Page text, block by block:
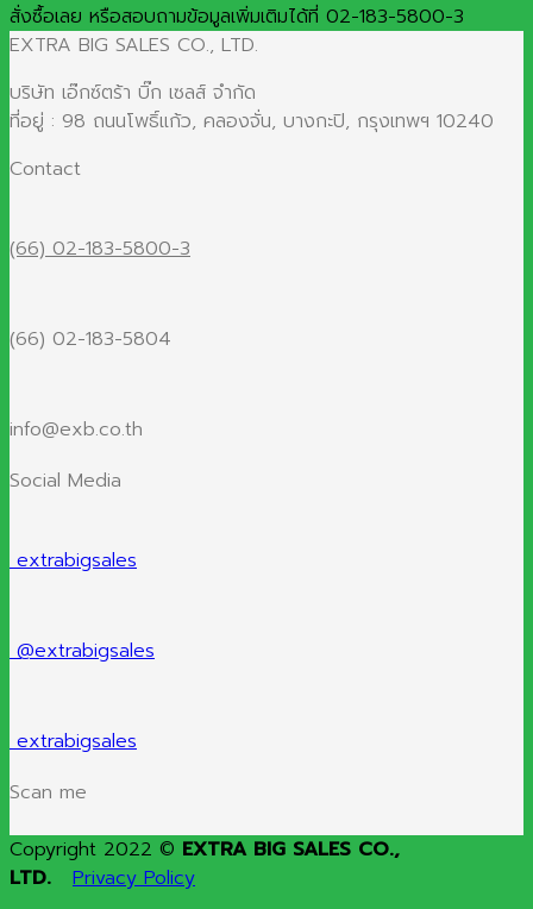
สั่งซื้อเลย หรือสอบถามข้อมูลเพิ่มเติมได้ที่ 02-183-5800-3
EXTRA BIG SALES CO., LTD.
บริษัท เอ๊กซ์ตร้า บิ๊ก เซลส์ จำกัด
ที่อยู่ : 98 ถนนโพธิ์แก้ว, คลองจั่น, บางกะปิ, กรุงเทพฯ 10240
Contact
(66) 02-183-5800-3
(66) 02-183-5804
info@exb.co.th
Social Media
extrabigsales
@extrabigsales
extrabigsales
Scan me
Copyright 2022 © EXTRA BIG SALES CO.,
LTD.
Privacy Policy